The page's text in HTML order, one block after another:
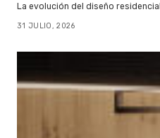
La evolución del diseño
31 JULIO, 2026